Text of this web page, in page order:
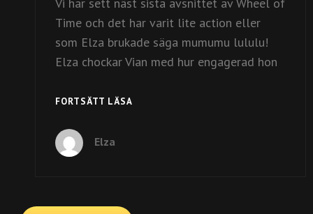
Vi har sett näst sista avsnittet av Wheel of
Time och det har varit lite action eller
som Elza brukade säga mumumu lululu!
Elza chockar Vian med hur engagerad hon
FORTSÄTT LÄSA
Elza